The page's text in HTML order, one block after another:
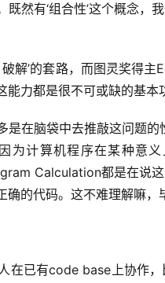
然有‘组合性’这个概念，
解’的套路，而图灵奖得
力都是很不可或缺的基本
是在脑袋中去推敲这问题
为计算机程序在某种意
Calculation都是在说
确的代码。这不难理解嘛，
在已有code base上协作，